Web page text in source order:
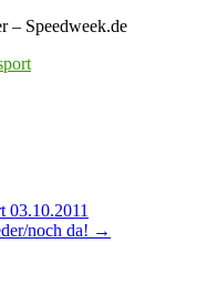
– Speedweek.de
03.10.2011
noch da! →